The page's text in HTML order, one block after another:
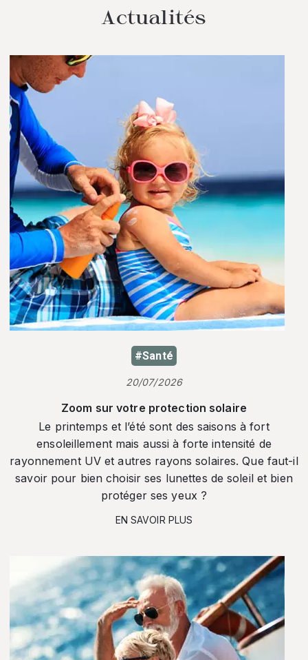
Actualités
#Santé
20/07/2026
Zoom sur votre protection solaire
Le printemps et l’été sont des saisons à fort
ensoleillement mais aussi à forte intensité de
rayonnement UV et autres rayons solaires. Que faut-il
savoir pour bien choisir ses lunettes de soleil et bien
protéger ses yeux ?
EN SAVOIR PLUS